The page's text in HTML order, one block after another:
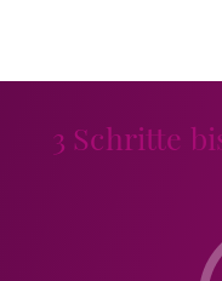
3 Schritte